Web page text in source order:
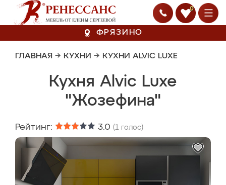
0
ФРЯЗИНО
ГЛАВНАЯ → КУХНИ → КУХНИ ALVIC LUXE
Кухня Alvic Luxe
"Жозефина"
Рейтинг: 3.0 (1 голос)